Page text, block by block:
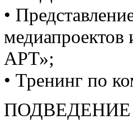
•
АРТ»;
• Тренинг по